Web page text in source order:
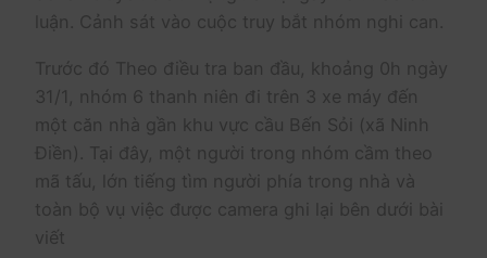
luận. Cảnh sát vào cuộc truy bắt nhóm nghi can.
Trước đó Theo điều tra ban đầu, khoảng 0h ngày
31/1, nhóm 6 thanh niên đi trên 3 xe máy đến
một căn nhà gần khu vực cầu Bến Sỏi (xã Ninh
Điền). Tại đây, một người trong nhóm cầm theo
mã tấu, lớn tiếng tìm người phía trong nhà và
toàn bộ vụ việc được camera ghi lại bên dưới bài
viết